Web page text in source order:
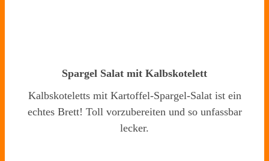
Spargel Salat mit Kalbskotelett
Kalbskoteletts mit Kartoffel-Spargel-Salat ist ein
echtes Brett! Toll vorzubereiten und so unfassbar
lecker.